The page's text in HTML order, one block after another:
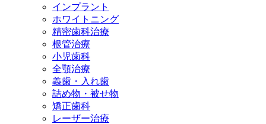
インプラント
ホワイトニング
精密歯科治療
根管治療
小児歯科
全顎治療
義歯・入れ歯
詰め物・被せ物
矯正歯科
レーザー治療